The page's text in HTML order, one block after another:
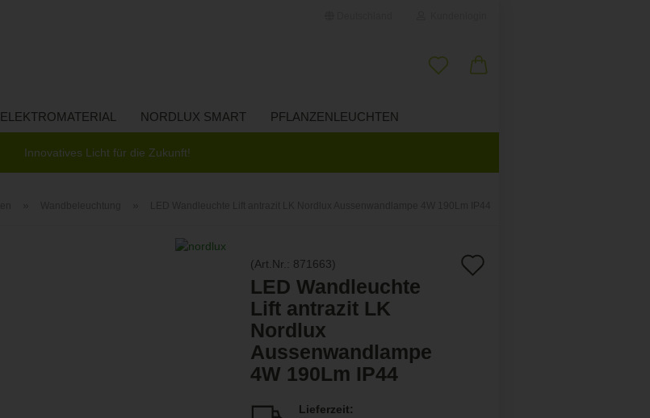
Passwort vergessen?
Innovatives Licht für die Zukunft!
ELEKTROMATERIAL NORDLUX SMART PFLANZENLEUCHTEN
(Art.Nr.: 871663)
LED Wandleuchte
Lift antrazit LK
Nordlux
Aussenwandlampe
4W 190Lm IP44
Lieferzeit: